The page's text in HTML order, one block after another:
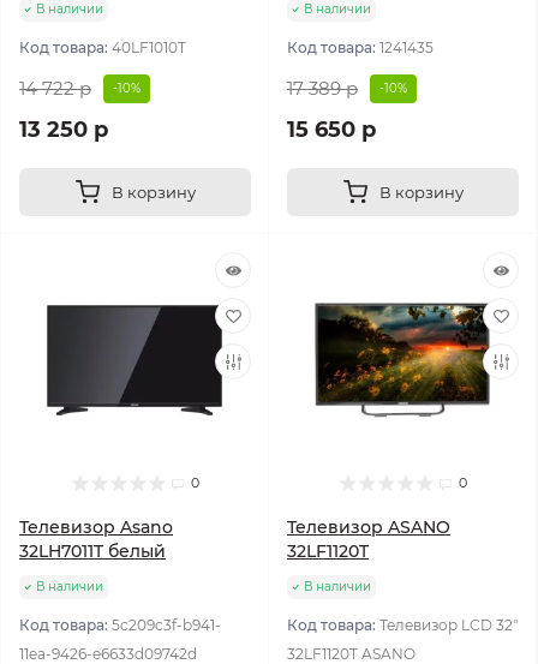
В наличии
Код товара: 40LF1010T
14 722 р -10%
13 250 р
В корзину
В наличии
Код товара: 1241435
17 389 р -10%
15 650 р
В корзину
0
Телевизор Asano
32LH7011T белый
В наличии
Код товара: 5c209c3f-b941-
11ea-9426-e6633d09742d
0
Телевизор ASANO
32LF1120T
В наличии
Код товара: Телевизор LCD 32"
32LF1120T ASANO